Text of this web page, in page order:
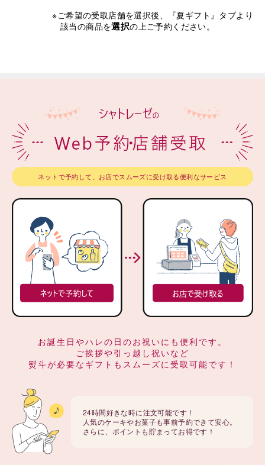
※ご希望の受取店舗を選択後、『夏ギフト』タブより
該当の商品を選択の上ご予約ください。
ネットで予約して、お店でスムーズに受け取る便利なサービス
お誕生日やハレの日のお祝いにも便利です。
ご挨拶や引っ越し祝いなど
熨斗が必要なギフトもスムーズに受取可能です！
24時間好きな時に注文可能です！
人気のケーキやお菓子も事前予約できて安心。
さらに、ポイントも貯まってお得です！